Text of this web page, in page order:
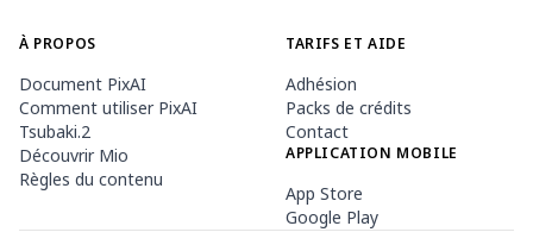
À PROPOS
Document PixAI
Comment utiliser PixAI
Tsubaki.2
Découvrir Mio
Règles du contenu
TARIFS ET AIDE
Adhésion
Packs de crédits
Contact
APPLICATION MOBILE
App Store
Google Play